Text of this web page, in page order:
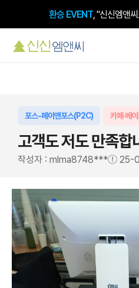
환승 EVENT, "신신엠앤
포스-페이앤포스(P2C) 카페·베
고객도 저도 만족
작성자 : mlma8748*** 25-